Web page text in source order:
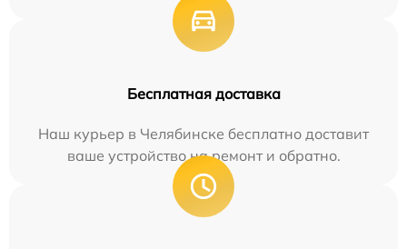
Бесплатная доставка
Наш курьер в Челябинске бесплатно доставит
ваше устройство на ремонт и обратно.